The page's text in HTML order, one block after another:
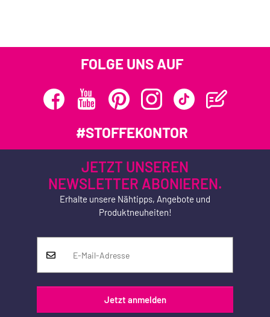
FOLGE UNS AUF
#STOFFEKONTOR
JETZT UNSEREN
NEWSLETTER ABONIEREN.
Erhalte unsere Nähtipps, Angebote und
Produktneuheiten!
Jetzt anmelden